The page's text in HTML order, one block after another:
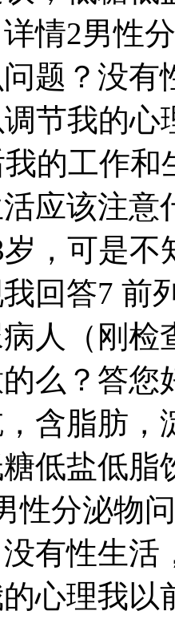
情2男性
题？没
节我的
的工作
应该注意
，可是
回答7 前
人（刚检
么？答您
含脂肪
低盐低
性分泌物
有性生活
心理我以